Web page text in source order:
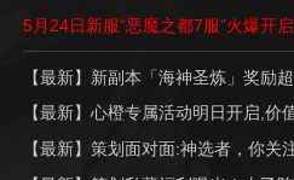
5月24日新服“恶魔之都7服”火爆开启